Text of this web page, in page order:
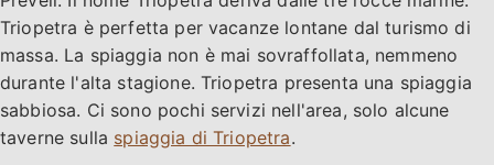
Triopetra è perfetta per vacanze lontane dal turismo di
massa. La spiaggia non è mai sovraffollata, nemmeno
durante l'alta stagione. Triopetra presenta una spiaggia
sabbiosa. Ci sono pochi servizi nell'area, solo alcune
taverne sulla spiaggia di Triopetra.